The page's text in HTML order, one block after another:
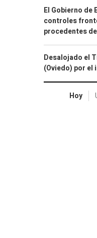
El Gobierno de
controles
procedentes
Desalojado el
(Oviedo) por el
Hoy